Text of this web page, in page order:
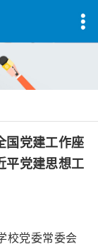
国党建工作座
平党建思想工
校党委常委会